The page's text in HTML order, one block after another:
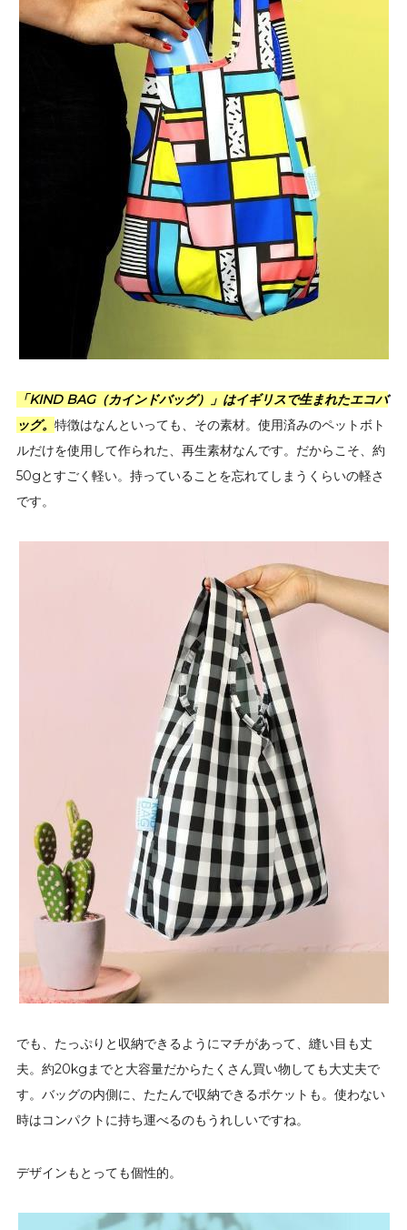
「KIND BAG（カインドバッグ）」はイギリスで生まれたエコバ
ッグ。 特徴はなんといっても、その素材。使用済みのペットボト
ルだけを使用して作られた、再生素材なんです。だからこそ、約
50gとすごく軽い。持っていることを忘れてしまうくらいの軽さ
です。
でも、たっぷりと収納できるようにマチがあって、縫い目も丈
夫。約20kgまでと大容量だからたくさん買い物しても大丈夫で
す。バッグの内側に、たたんで収納できるポケットも。使わない
時はコンパクトに持ち運べるのもうれしいですね。
デザインもとっても個性的。